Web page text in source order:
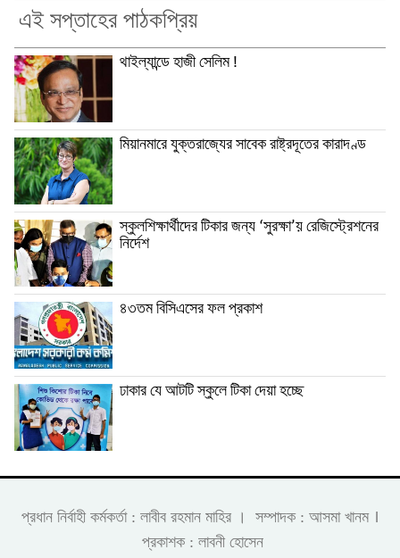
এই সপ্তাহের পাঠকপ্রিয়
থাইল্যান্ডে হাজী সেলিম !
মিয়ানমারে যুক্তরাজ্যের সাবেক রাষ্ট্রদূতের কারাদণ্ড
স্কুলশিক্ষার্থীদের টিকার জন্য ‘সুরক্ষা’য় রেজিস্ট্রেশনের
নির্দেশ
৪৩তম বিসিএসের ফল প্রকাশ
ঢাকার যে আটটি স্কুলে টিকা দেয়া হচ্ছে
প্রধান নির্বাহী কর্মকর্তা : লাবীব রহমান মাহির । সম্পাদক : আসমা খানম ।
প্রকাশক : লাবনী হোসেন